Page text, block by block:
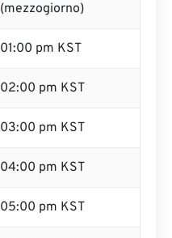
(mezzogiorno)
01:00 pm KST
02:00 pm KST
03:00 pm KST
04:00 pm KST
05:00 pm KST